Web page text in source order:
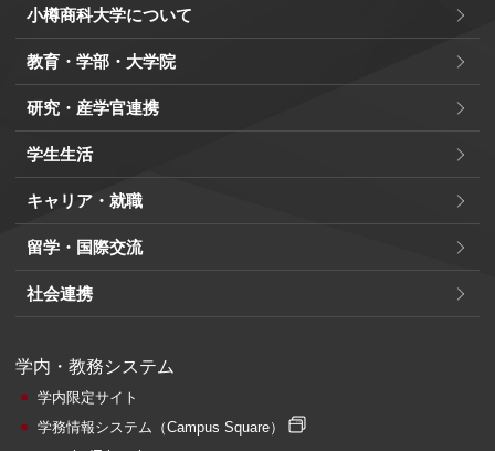
小樽商科大学について
教育・学部・大学院
研究・産学官連携
学生生活
キャリア・就職
留学・国際交流
社会連携
学内・教務システム
学内限定サイト
学務情報システム （Campus Square）